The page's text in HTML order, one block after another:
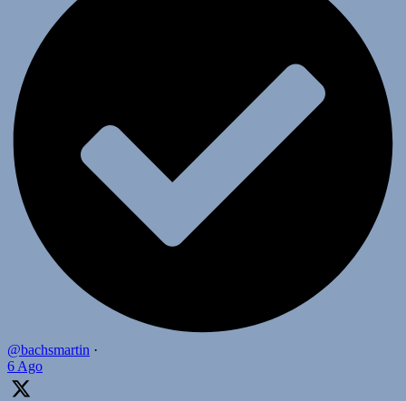
@bachsmartin ·
6 Ago